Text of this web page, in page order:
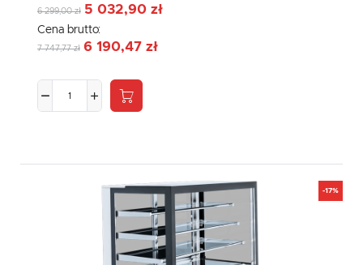
6 299,00 zł 5 032,90 zł
Cena brutto:
7 747,77 zł 6 190,47 zł
-17%